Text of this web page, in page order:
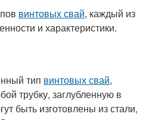
винтовых свай, каждый из
и характеристики.
тип винтовых свай,
трубку, заглубленную в
быть изготовлены из стали,